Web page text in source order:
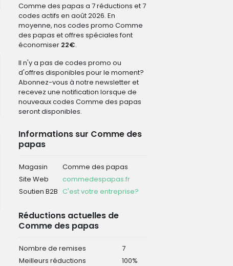
Comme des papas a 7 réductions et 7
codes actifs en août 2026. En
moyenne, nos codes promo Comme
des papas et offres spéciales font
économiser 22€.
Il n'y a pas de codes promo ou
d'offres disponibles pour le moment?
Abonnez-vous à notre newsletter et
recevez une notification lorsque de
nouveaux codes Comme des papas
seront disponibles.
Informations sur Comme des
papas
Magasin
Comme des papas
Site Web
commedespapas.fr
Soutien B2B C'est votre entreprise?
Réductions actuelles de
Comme des papas
Nombre de remises
7
Meilleurs réductions
100%